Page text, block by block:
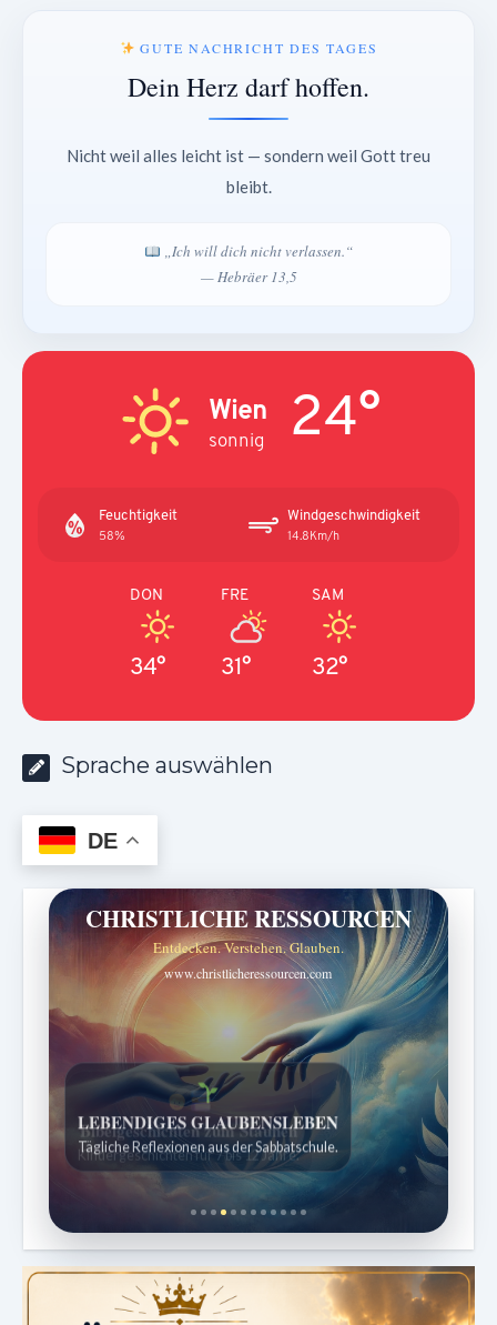
GUTE NACHRICHT DES TAGES
Dein Herz darf hoffen.
Nicht weil alles leicht ist — sondern weil Gott treu
bleibt.
„Ich will dich nicht verlassen.“
— Hebräer 13,5
Wien
sonnig 24°
Feuchtigkeit
58%
Windgeschwindigkeit
14.8Km/h
DON
34°
FRE
31°
SAM
32°
Sprache auswählen
DE
CHRISTLICHE RESSOURCEN
Entdecken. Verstehen. Glauben.
www.christlicheressourcen.com
Bibelgeschichten zum Staunen
Kindergeschichten für 7 bis 12 Jahre.